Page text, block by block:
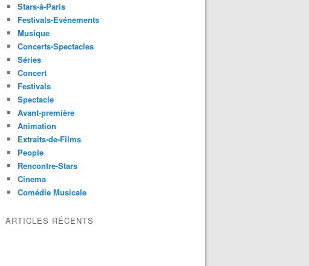
Stars-à-Paris
Festivals-Evénements
Musique
Concerts-Spectacles
Séries
Concert
Festivals
Spectacle
Avant-première
Animation
Extraits-de-Films
People
Rencontre-Stars
Cinema
Comédie Musicale
ARTICLES RÉCENTS